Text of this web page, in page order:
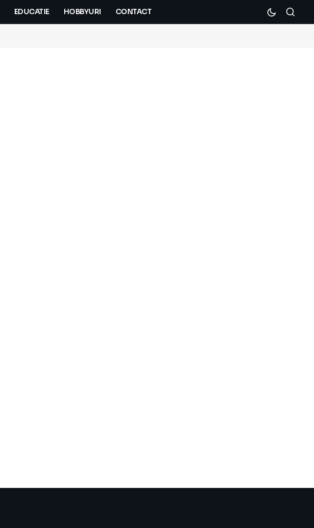
EDUCATIE HOBBYURI CONTACT